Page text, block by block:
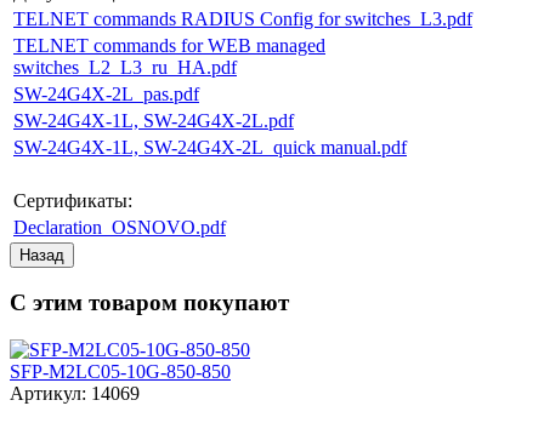
TELNET commands RADIUS Config for switches_L3.pdf
TELNET commands for WEB managed
switches_L2_L3_ru_HA.pdf
SW-24G4X-2L_pas.pdf
SW-24G4X-1L, SW-24G4X-2L.pdf
SW-24G4X-1L, SW-24G4X-2L_quick manual.pdf
Сертификаты:
Declaration_OSNOVO.pdf
С этим товаром покупают
SFP-M2LC05-10G-850-850
Артикул: 14069